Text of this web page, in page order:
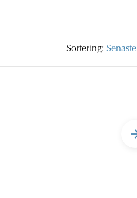
Sortering:Senaste